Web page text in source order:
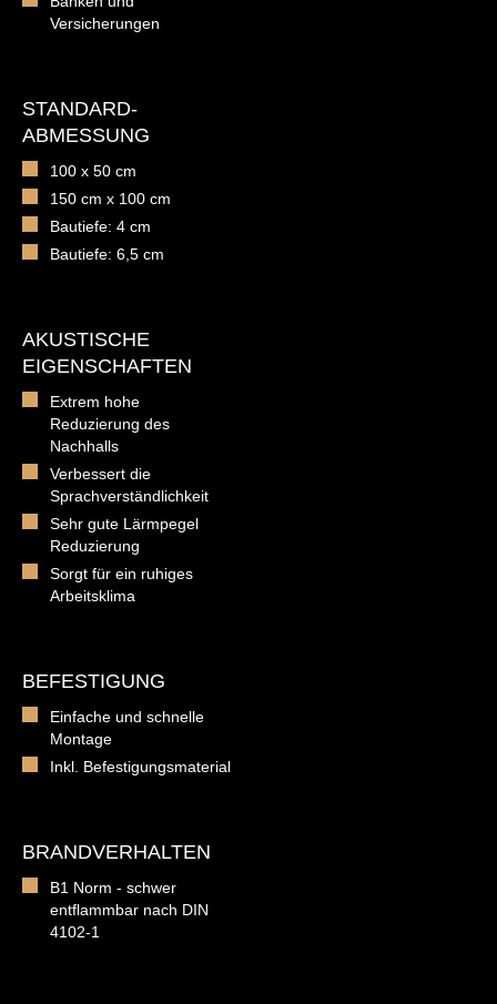
Versicherungen
STANDARD-
ABMESSUNG
100 x 50 cm
150 cm x 100 cm
Bautiefe: 4 cm
Bautiefe: 6,5 cm
AKUSTISCHE
EIGENSCHAFTEN
Extrem hohe
Reduzierung des
Nachhalls
Verbessert die
Sprachverständlichkeit
Sehr gute Lärmpegel
Reduzierung
Sorgt für ein ruhiges
Arbeitsklima
BEFESTIGUNG
Einfache und schnelle
Montage
Inkl. Befestigungsmaterial
BRANDVERHALTEN
B1 Norm - schwer
entflammbar nach DIN
4102-1